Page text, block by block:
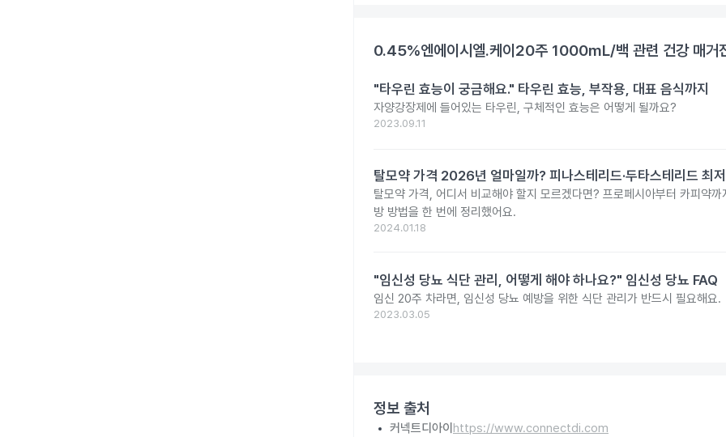
0.45%엔에이시엘.케이20주 1000mL/백 관련 건강 매거
"타우린 효능이 궁금해요." 타우린 효능, 부작용, 대표 음식까지
자양강장제에 들어있는 타우린, 구체적인 효능은 어떻게 될까요?
2023.09.11
탈모약 가격 2026년 얼마일까? 피나스테리드·두타스테리드 최
탈모약 가격, 어디서 비교해야 할지 모르겠다면? 프로페시아부터 카피약
방 방법을 한 번에 정리했어요.
2024.01.18
"임신성 당뇨 식단 관리, 어떻게 해야 하나요?" 임신성 당뇨 FAQ
임신 20주 차라면, 임신성 당뇨 예방을 위한 식단 관리가 반드시 필요해요.
2023.03.05
정보 출처
커넥트디아이 https://www.connectdi.com